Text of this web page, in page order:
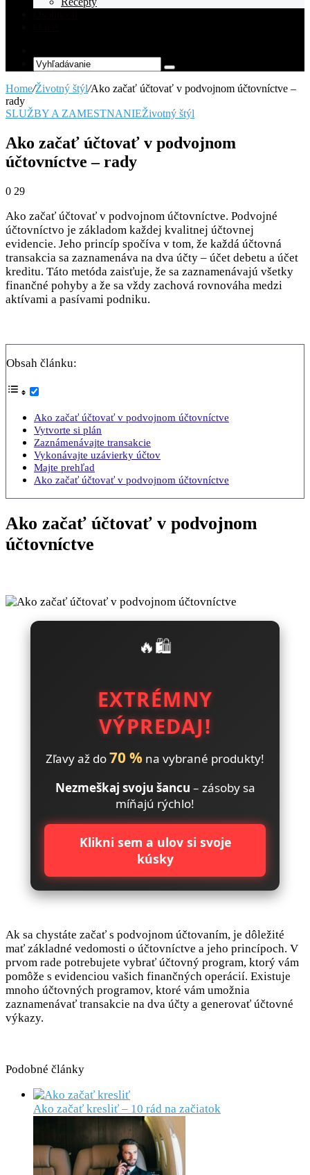
Article
Vyhľadávanie
Home/Životný štýl/Ako začať účtovať v podvojnom účtovníctve –
rady
SLUŽBY A ZAMESTNANIEŽivotný štýl
Ako začať účtovať v podvojnom
účtovníctve – rady
0 29
Ako začať účtovať v podvojnom účtovníctve. Podvojné
účtovníctvo je základom každej kvalitnej účtovnej
evidencie. Jeho princíp spočíva v tom, že každá účtovná
transakcia sa zaznamenáva na dva účty – účet debetu a účet
kreditu. Táto metóda zaisťuje, že sa zaznamenávajú všetky
finančné pohyby a že sa vždy zachová rovnováha medzi
aktívami a pasívami podniku.
Obsah článku:
Ako začať účtovať v podvojnom účtovníctve
Vytvorte si plán
Zaznámenávajte transakcie
Vykonávajte uzávierky účtov
Majte prehľad
Ako začať účtovať v podvojnom účtovníctve
Ako začať účtovať v podvojnom
účtovníctve
🔥🛍️
EXTRÉMNY
VÝPREDAJ!
Zľavy až do70 % na vybrané produkty!
Nezmeškaj svoju šancu – zásoby sa
míňajú rýchlo!
Klikni sem a ulov si svoje
kúsky
Ak sa chystáte začať s podvojnom účtovaním, je dôležité
mať základné vedomosti o účtovníctve a jeho princípoch. V
prvom rade potrebujete vybrať účtovný program, ktorý vám
pomôže s evidenciou vašich finančných operácií. Existuje
mnoho účtovných programov, ktoré vám umožnia
zaznamenávať transakcie na dva účty a generovať účtovné
výkazy.
Podobné články
Ako začať kresliť – 10 rád na začiatok